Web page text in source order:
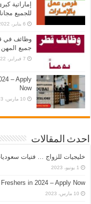
إماراتية
للجميع مجانا
6 يناير، 2022
جميع
7 فبراير، 2022
– Apply
Now
10 مارس، 2023
احدث المقالات
خليجيات للزواج … فتيات
1 يونيو، 2023
in 2024 – Apply Now
10 مارس، 2023